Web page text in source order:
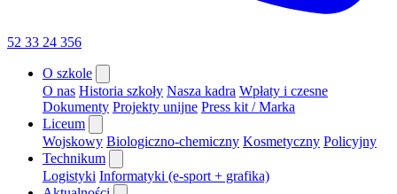
52 33 24 356
O szkole
O nas Historia szkoły Nasza kadra Wpłaty i czesne
Dokumenty Projekty unijne Press kit / Marka
Liceum
Wojskowy Biologiczno-chemiczny Kosmetyczny Policyjny
Technikum
Logistyki Informatyki (e-sport + grafika)